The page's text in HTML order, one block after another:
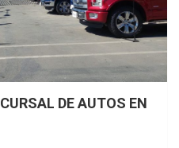
DE AUTOS EN